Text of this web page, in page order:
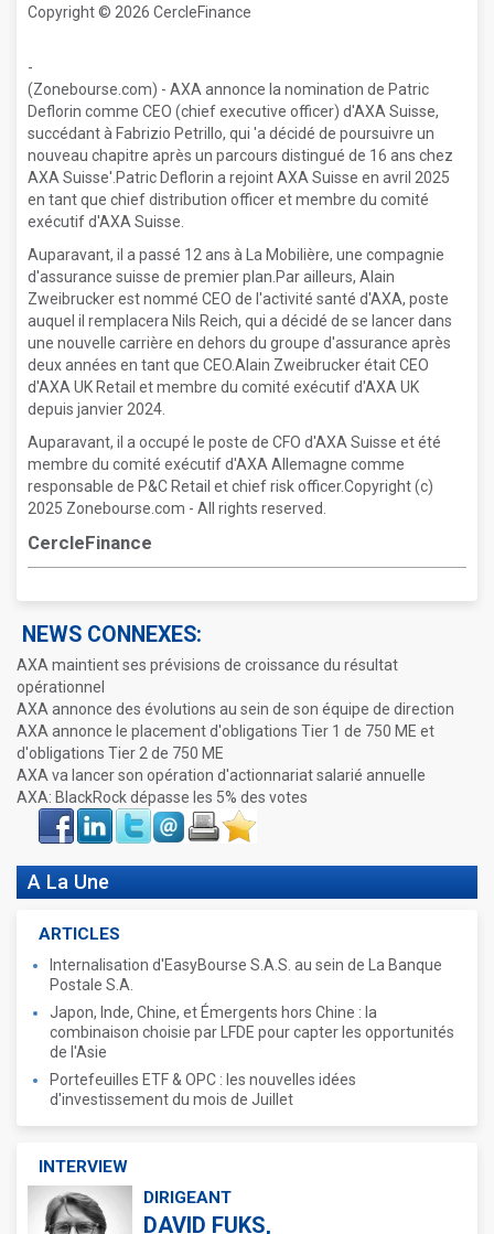
Copyright © 2026 CercleFinance
-
(Zonebourse.com) - AXA annonce la nomination de Patric
Deflorin comme CEO (chief executive officer) d'AXA Suisse,
succédant à Fabrizio Petrillo, qui 'a décidé de poursuivre un
nouveau chapitre après un parcours distingué de 16 ans chez
AXA Suisse'.Patric Deflorin a rejoint AXA Suisse en avril 2025
en tant que chief distribution officer et membre du comité
exécutif d'AXA Suisse.
Auparavant, il a passé 12 ans à La Mobilière, une compagnie
d'assurance suisse de premier plan.Par ailleurs, Alain
Zweibrucker est nommé CEO de l'activité santé d'AXA, poste
auquel il remplacera Nils Reich, qui a décidé de se lancer dans
une nouvelle carrière en dehors du groupe d'assurance après
deux années en tant que CEO.Alain Zweibrucker était CEO
d'AXA UK Retail et membre du comité exécutif d'AXA UK
depuis janvier 2024.
Auparavant, il a occupé le poste de CFO d'AXA Suisse et été
membre du comité exécutif d'AXA Allemagne comme
responsable de P&C Retail et chief risk officer.Copyright (c)
2025 Zonebourse.com - All rights reserved.
CercleFinance
NEWS CONNEXES:
AXA maintient ses prévisions de croissance du résultat
opérationnel
AXA annonce des évolutions au sein de son équipe de direction
AXA annonce le placement d'obligations Tier 1 de 750 ME et
d'obligations Tier 2 de 750 ME
AXA va lancer son opération d'actionnariat salarié annuelle
AXA: BlackRock dépasse les 5% des votes
Face
book
LinkIn Twitter Envoyer ImprimerFavoris
A La Une
ARTICLES
Internalisation d'EasyBourse S.A.S. au sein de La Banque
Postale S.A.
Japon, Inde, Chine, et Émergents hors Chine : la
combinaison choisie par LFDE pour capter les opportunités
de l'Asie
Portefeuilles ETF & OPC : les nouvelles idées
d'investissement du mois de Juillet
INTERVIEW
DIRIGEANT
DAVID FUKS,